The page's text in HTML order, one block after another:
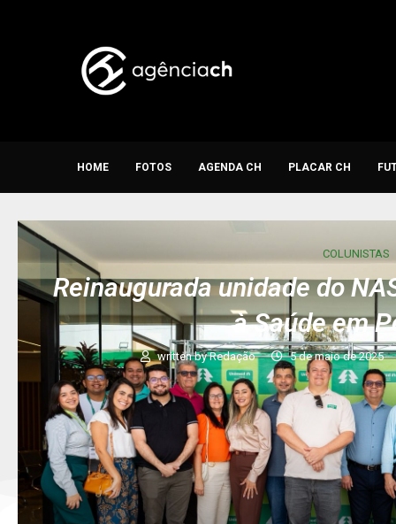
HOME FOTOS AGENDA CH PLACAR CH
COLUNISTAS
Reinaugurada unidade do
à Saúde em
written byRedação 5 de maio de 2025